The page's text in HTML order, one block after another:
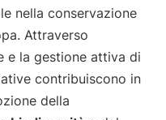
nella conservazione
Attraverso
e la gestione attiva di
contribuiscono in
della